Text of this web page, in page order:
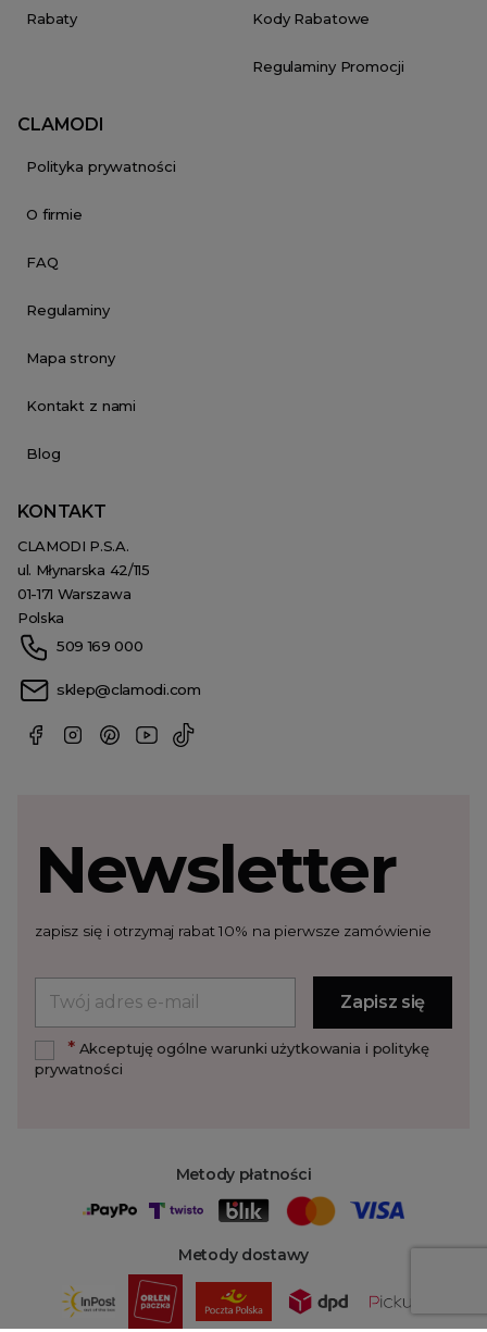
Rabaty Kody Rabatowe
Regulaminy Promocji
CLAMODI
Polityka prywatności
O firmie
FAQ
Regulaminy
Mapa strony
Kontakt z nami
Blog
KONTAKT
CLAMODI P.S.A.
ul. Młynarska 42/115
01-171 Warszawa
Polska
509 169 000
sklep@clamodi.com
Metody płatności
Metody dostawy
Newsletter
zapisz się i otrzymaj rabat 10% na pierwsze zamówienie
*Akceptuję ogólne warunki użytkowania i politykę
prywatności